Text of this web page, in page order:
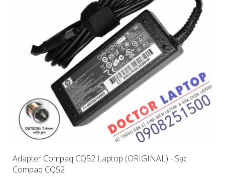
Adapter Compaq CQ52 Laptop (ORIGINAL) - Sạc
Compaq CQ52